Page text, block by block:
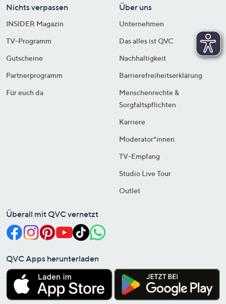
Nichts verpassen
INSIDER Magazin
TV-Programm
Gutscheine
Partnerprogramm
Für euch da
Über uns
Unternehmen
Das alles ist QVC
Nachhaltigkeit
Barrierefreiheitserklärung
Menschenrechte &
Sorgfaltspflichten
Karriere
Moderator*innen
TV-Empfang
Studio Live Tour
Outlet
Überall mit QVC vernetzt
QVC Apps herunterladen